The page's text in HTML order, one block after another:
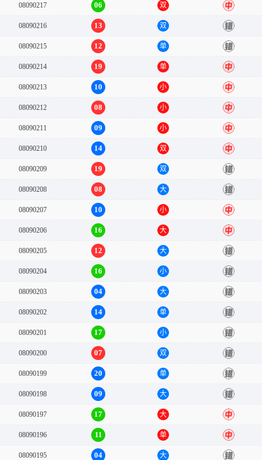
08090217 06 双 中
08090216 13 双 错
08090215 12 单 错
08090214 19 单 中
08090213 10 小 中
08090212 08 小 中
08090211 09 小 中
08090210 14 双 中
08090209 19 双 错
08090208 08 大 错
08090207 10 小 中
08090206 16 大 中
08090205 12 大 错
08090204 16 小 错
08090203 04 大 错
08090202 14 单 错
08090201 17 小 错
08090200 07 双 错
08090199 20 单 错
08090198 09 大 错
08090197 17 大 中
08090196 11 单 中
08090195 04 大 错